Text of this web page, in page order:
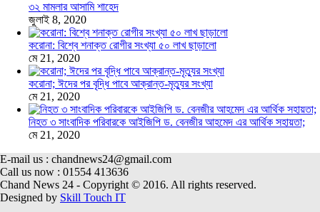
৩২ মামলার আসামি শাহেদ
জুলাই 8, 2020
করোনা: বিশ্বে শনাক্ত রোগীর সংখ্যা ৫০ লাখ ছাড়ালো
মে 21, 2020
করোনা; ঈদের পর বৃদ্ধি পাবে আক্রান্ত-মৃত্যুর সংখ্যা
মে 21, 2020
নিহত ৩ সাংবাদিক পরিবারকে আইজিপি ড. বেনজীর আহমেদ এর আর্থিক সহায়তা;
মে 21, 2020
E-mail us : chandnews24@gmail.com
Call us now : 01554 413636
Chand News 24 - Copyright © 2016. All rights reserved.
Designed by Skill Touch IT